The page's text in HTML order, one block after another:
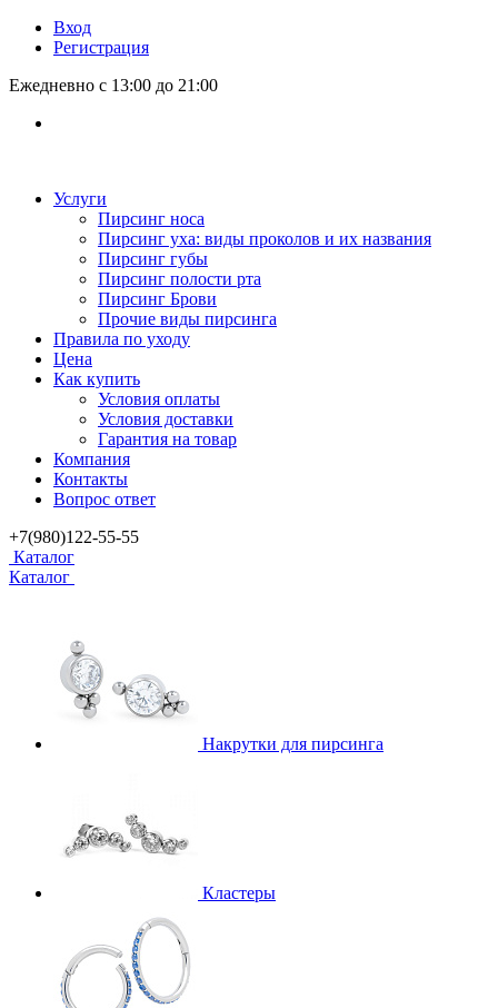
Вход
Регистрация
Ежедневно с 13:00 до 21:00
Услуги
Пирсинг носа
Пирсинг уха: виды проколов и их названия
Пирсинг губы
Пирсинг полости рта
Пирсинг Брови
Прочие виды пирсинга
Правила по уходу
Цена
Как купить
Условия оплаты
Условия доставки
Гарантия на товар
Компания
Контакты
Вопрос ответ
+7(980)122-55-55
Каталог
Каталог
Накрутки для пирсинга
Кластеры